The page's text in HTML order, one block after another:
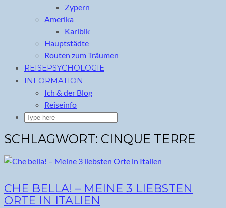
Zypern
Amerika
Karibik
Hauptstädte
Routen zum Träumen
REISEPSYCHOLOGIE
INFORMATION
Ich & der Blog
Reiseinfo
SCHLAGWORT: CINQUE TERRE
CHE BELLA! – MEINE 3 LIEBSTEN
ORTE IN ITALIEN